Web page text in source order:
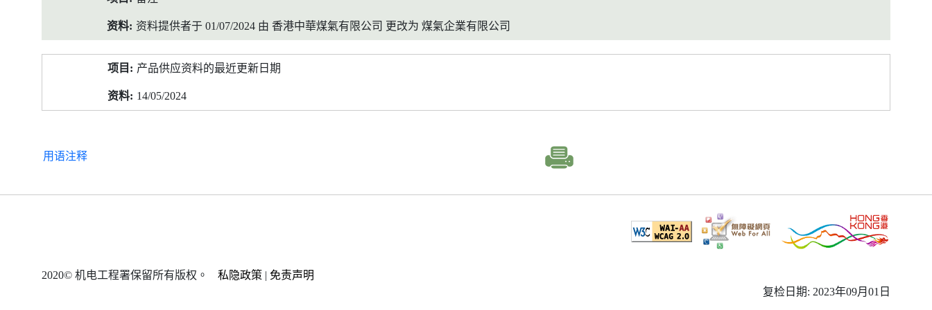
资料提供者于 01/07/2024 由 香港中華煤氣有限公司 更改为 煤氣企業有限公司
产品供应资料的最近更新日期
14/05/2024
用语注释
2020© 机电工程署保留所有版权。 私隐政策 | 免责声明
复检日期: 2023年09月01日